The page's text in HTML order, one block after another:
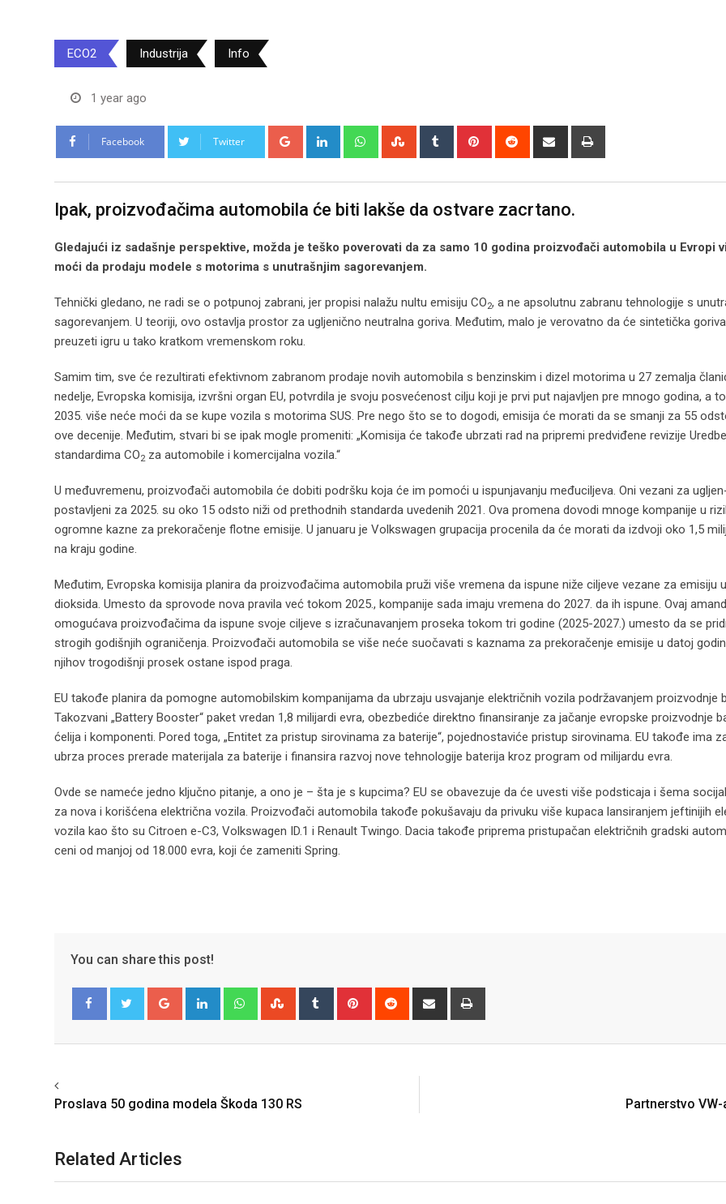
ECO2 Industrija Info
1 year ago
Facebook Twitter Google+ LinkedIn WhatsappStumbleUpon
Tumblr Pinterest Reddit
Share
Ipak, proizvođačima automobila će biti lakše da ostvare zacrtano.
Gledajući iz sadašnje perspektive, možda je teško poverovati da za samo 10 godina proizvođači automobila u Evropi
moći da prodaju modele s motorima s unutrašnjim sagorevanjem.
Tehnički gledano, ne radi se o potpunoj zabrani, jer propisi nalažu nultu emisiju CO2, a ne apsolutnu zabranu tehnologije s
sagorevanjem. U teoriji, ovo ostavlja prostor za ugljenično neutralna goriva. Međutim, malo je verovatno da će sintetička
preuzeti igru u tako kratkom vremenskom roku.
Samim tim, sve će rezultirati efektivnom zabranom prodaje novih automobila s benzinskim i dizel motorima u 27 zemalja
nedelje, Evropska komisija, izvršni organ EU, potvrdila je svoju posvećenost cilju koji je prvi put najavljen pre mnogo godina, a
2035. više neće moći da se kupe vozila s motorima SUS. Pre nego što se to dogodi, emisija će morati da se smanji za 55
ove decenije. Međutim, stvari bi se ipak mogle promeniti: „Komisija će takođe ubrzati rad na pripremi predviđene revizije
standardima CO2 za automobile i komercijalna vozila.“
U međuvremenu, proizvođači automobila će dobiti podršku koja će im pomoći u ispunjavanju međuciljeva. Oni vezani za
postavljeni za 2025. su oko 15 odsto niži od prethodnih standarda uvedenih 2021. Ova promena dovodi mnoge kompanije u
ogromne kazne za prekoračenje flotne emisije. U januaru je Volkswagen grupacija procenila da će morati da izdvoji oko 1,5
na kraju godine.
Međutim, Evropska komisija planira da proizvođačima automobila pruži više vremena da ispune niže ciljeve vezane za emisiju
dioksida. Umesto da sprovode nova pravila već tokom 2025., kompanije sada imaju vremena do 2027. da ih ispune. Ovaj
omogućava proizvođačima da ispune svoje ciljeve s izračunavanjem proseka tokom tri godine (2025-2027.) umesto da se
strogih godišnjih ograničenja. Proizvođači automobila se više neće suočavati s kaznama za prekoračenje emisije u datoj
njihov trogodišnji prosek ostane ispod praga.
EU takođe planira da pomogne automobilskim kompanijama da ubrzaju usvajanje električnih vozila podržavanjem proizvodnje
Takozvani „Battery Booster“ paket vredan 1,8 milijardi evra, obezbediće direktno finansiranje za jačanje evropske proizvodnje
ćelija i komponenti. Pored toga, „Entitet za pristup sirovinama za baterije“, pojednostaviće pristup sirovinama. EU takođe ima
ubrza proces prerade materijala za baterije i finansira razvoj nove tehnologije baterija kroz program od milijardu evra.
Ovde se nameće jedno ključno pitanje, a ono je – šta je s kupcima? EU se obavezuje da će uvesti više podsticaja i šema
za nova i korišćena električna vozila. Proizvođači automobila takođe pokušavaju da privuku više kupaca lansiranjem jeftinijih
vozila kao što su Citroen e-C3, Volkswagen ID.1 i Renault Twingo. Dacia takođe priprema pristupačan električnih gradski
ceni od manjoj od 18.000 evra, koji će zameniti Spring.
You can share this post!
Google+ LinkedIn WhatsappStumbleUpon
Tumblr Pinterest Reddit
Share
Proslava 50 godina modela Škoda 130 RS Partnerstvo VW-
Related Articles